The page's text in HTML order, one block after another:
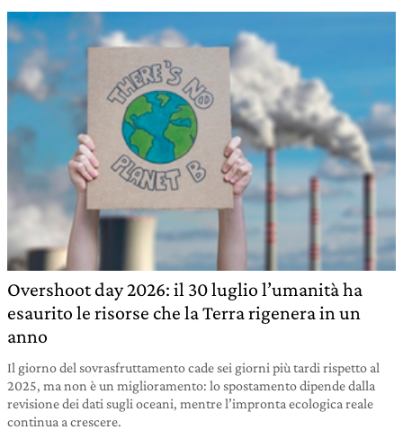
Overshoot day 2026: il 30 luglio l’umanità ha
esaurito le risorse che la Terra rigenera in un
anno
Il giorno del sovrasfruttamento cade sei giorni più tardi rispetto al
2025, ma non è un miglioramento: lo spostamento dipende dalla
revisione dei dati sugli oceani, mentre l’impronta ecologica reale
continua a crescere.